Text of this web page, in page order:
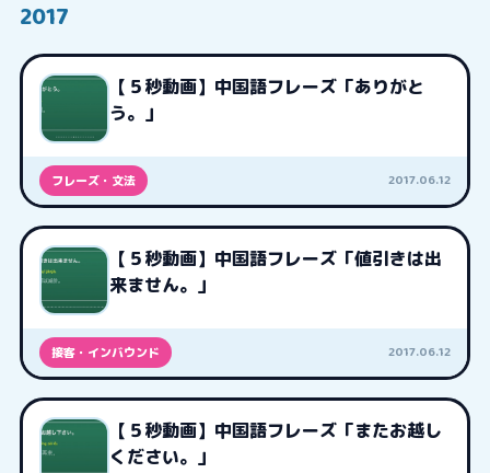
2017
【５秒動画】中国語フレーズ「ありがと
う。」
フレーズ・文法 2017.06.12
【５秒動画】中国語フレーズ「値引きは出
来ません。」
接客・インバウンド 2017.06.12
【５秒動画】中国語フレーズ「またお越し
ください。」